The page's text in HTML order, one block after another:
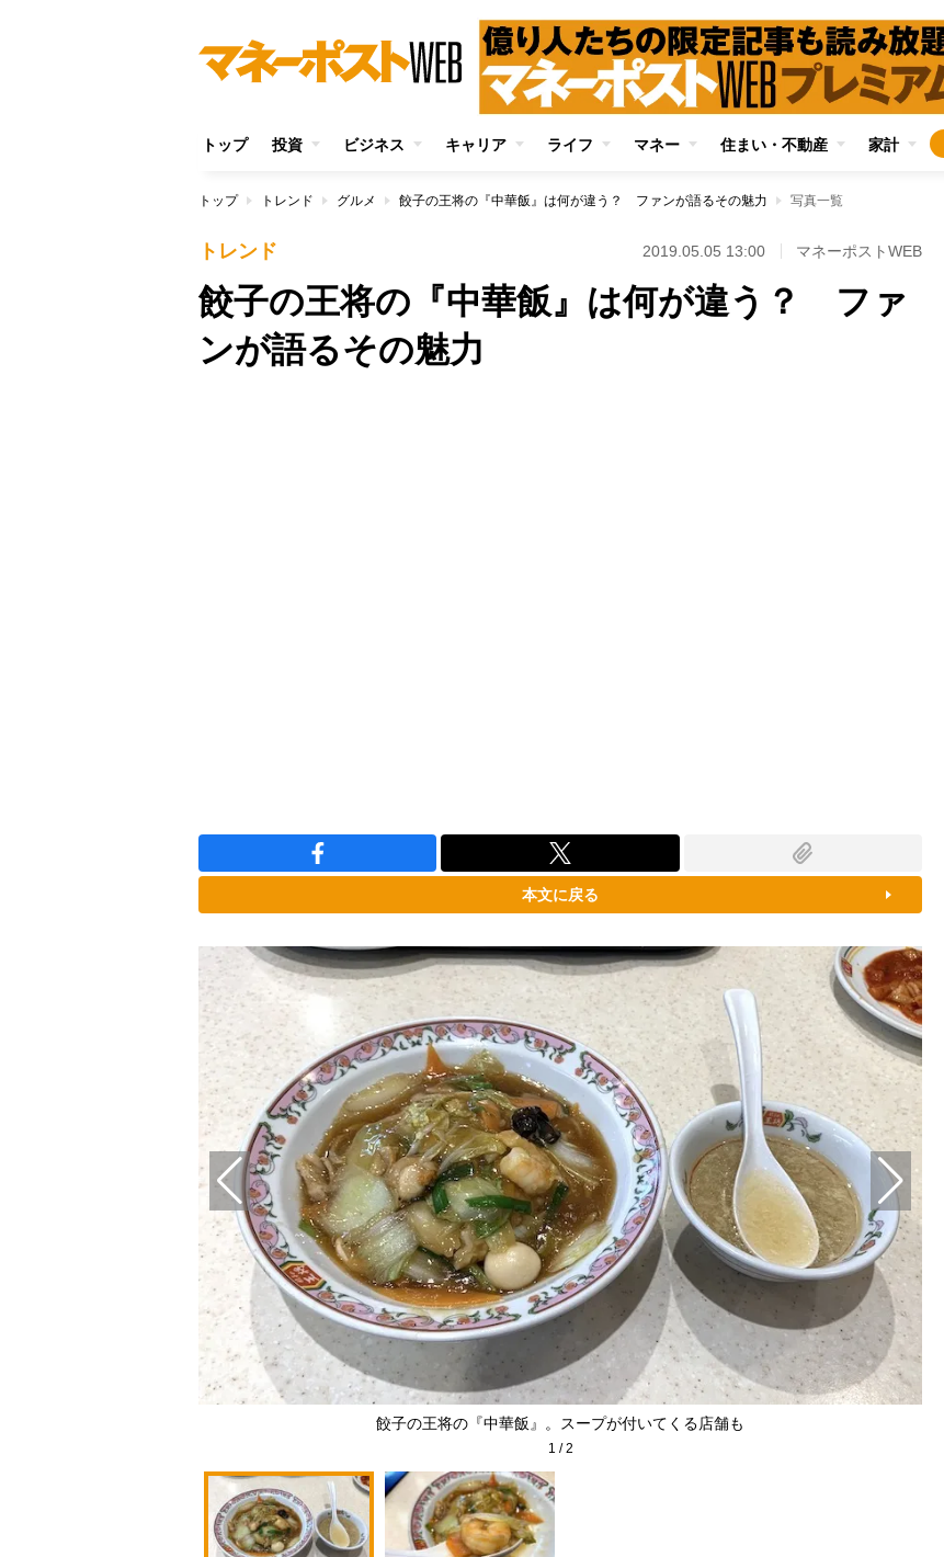
トップ 投資 ビジネス キャリア ライフ マネー 住まい・不動産 家計
トップ トレンド グルメ 餃子の王将の『中華飯』は何が違う？ ファンが語るその魅力 写真一覧
トレンド 2019.05.05 13:00 マネーポストWEB
餃子の王将の『中華飯』は何が違う？ ファ
ンが語るその魅力
本文に戻る
餃子の王将の『中華飯』。スープが付いてくる店舗も
1 /2